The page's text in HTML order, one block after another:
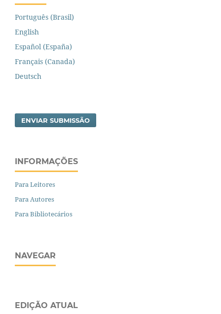
Português (Brasil)
English
Español (España)
Français (Canada)
Deutsch
ENVIAR SUBMISSÃO
INFORMAÇÕES
Para Leitores
Para Autores
Para Bibliotecários
NAVEGAR
EDIÇÃO ATUAL